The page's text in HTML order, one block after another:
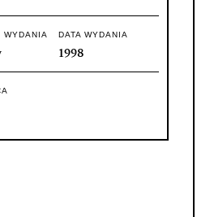
WYDANIA DATA WYDANIA
1998